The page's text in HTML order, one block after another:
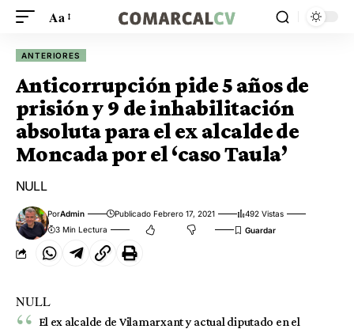
Aa
ANTERIORES
Anticorrupción pide 5 años de
prisión y 9 de inhabilitación
absoluta para el ex alcalde de
Moncada por el ‘caso Taula’
NULL
PorAdmin Publicado Febrero 17, 2021
492 Vistas
3 Min Lectura
NULL
El ex alcalde de Vilamarxant y actual diputado en el